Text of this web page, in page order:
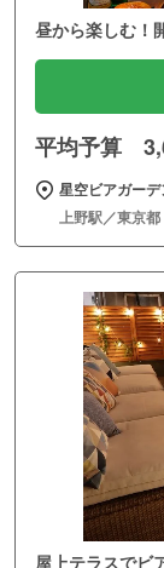
昼から楽しむ！
平均予算
星空ビアガー
上野駅／東京都
屋上テラスでビ